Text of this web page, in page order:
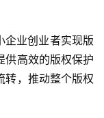
企业创业者实现版
供高效的版权保护
转，推动整个版权